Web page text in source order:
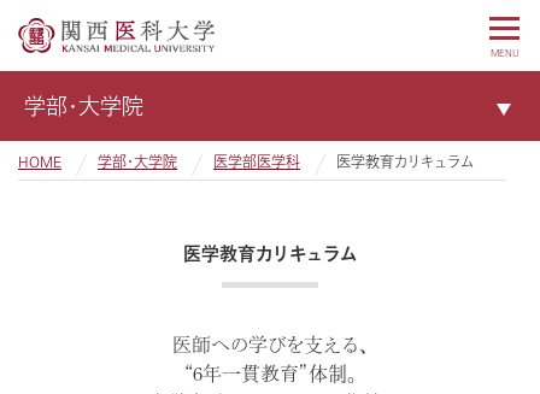
MENU
学部・大学院
HOME 学部・大学院 医学部医学科 医学教育カリキュラム
医学教育カリキュラム
医師への学びを支える、
“6年一貫教育”体制。